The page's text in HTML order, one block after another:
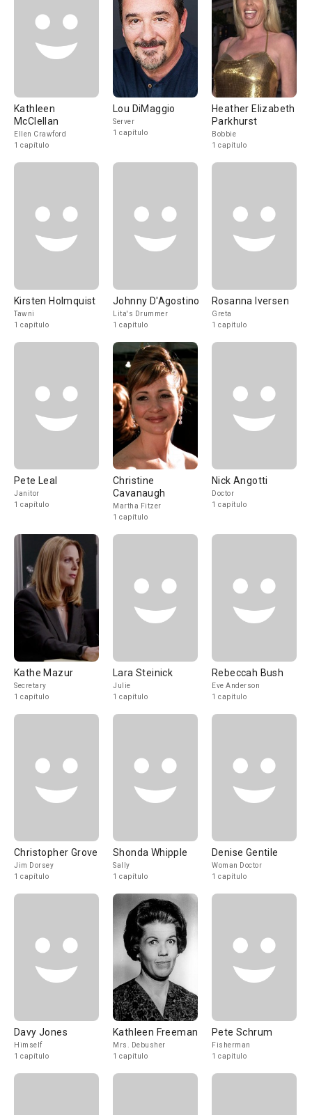
Kathleen
McClellan
Ellen Crawford
1 capítulo
Lou DiMaggio
Server
1 capítulo
Heather Elizabeth
Parkhurst
Bobbie
1 capítulo
Kirsten Holmquist
Tawni
1 capítulo
Johnny D'Agostino
Lita's Drummer
1 capítulo
Rosanna Iversen
Greta
1 capítulo
Pete Leal
Janitor
1 capítulo
Christine
Cavanaugh
Martha Fitzer
1 capítulo
Nick Angotti
Doctor
1 capítulo
Kathe Mazur
Secretary
1 capítulo
Lara Steinick
Julie
1 capítulo
Rebeccah Bush
Eve Anderson
1 capítulo
Christopher Grove
Jim Dorsey
1 capítulo
Shonda Whipple
Sally
1 capítulo
Denise Gentile
Woman Doctor
1 capítulo
Davy Jones
Himself
1 capítulo
Kathleen Freeman
Mrs. Debusher
1 capítulo
Pete Schrum
Fisherman
1 capítulo